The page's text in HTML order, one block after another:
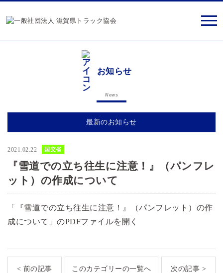
お知らせ
News
最新のお知らせ
2021.02.22 国交省
『雪道での立ち往生に注意！』（パンフレ
ット）の作成について
「『雪道での立ち往生に注意！』（パンフレット）の作
成について」のPDFファイルを開く
< 前の記事 このカテゴリーの一覧へ 次の記事 >